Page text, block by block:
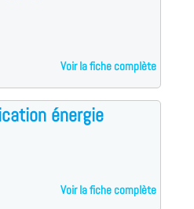
Voir la fiche complète
énergie
Voir la fiche complète